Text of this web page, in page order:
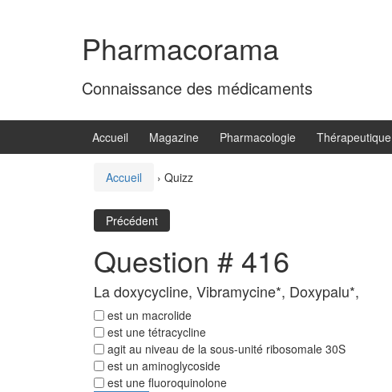
Pharmacorama
Connaissance des médicaments
Accueil Magazine Pharmacologie Thérapeutique
Accueil › Quizz
Précédent
Question # 416
La doxycycline, Vibramycine*, Doxypalu*,
est un macrolide
est une tétracycline
agit au niveau de la sous-unité ribosomale 30S
est un aminoglycoside
est une fluoroquinolone